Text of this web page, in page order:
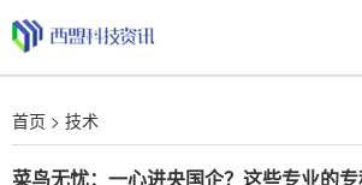
首页 > 技术
菜鸟无忧：一心进央国企？这些专业的